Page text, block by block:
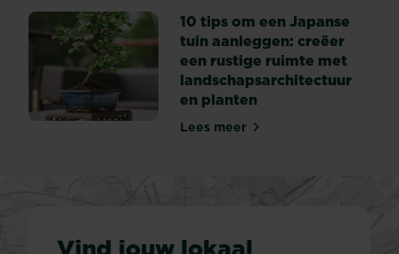
10 tips om een Japanse
tuin aanleggen: creëer
een rustige ruimte met
landschapsarchitectuur
en planten
Lees meer10 tips om een Japanse